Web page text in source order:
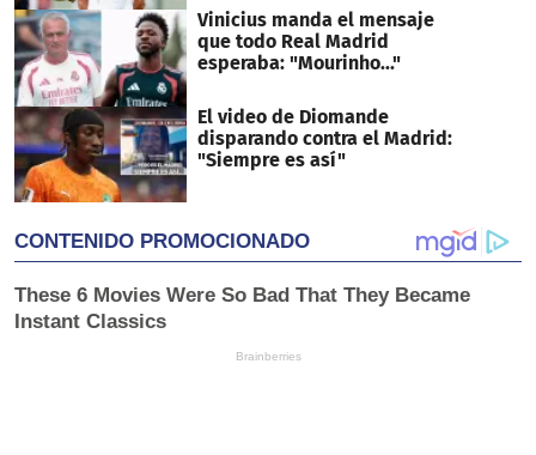
Vinicius manda el mensaje
que todo Real Madrid
esperaba: "Mourinho..."
El video de Diomande
disparando contra el Madrid:
"Siempre es así"